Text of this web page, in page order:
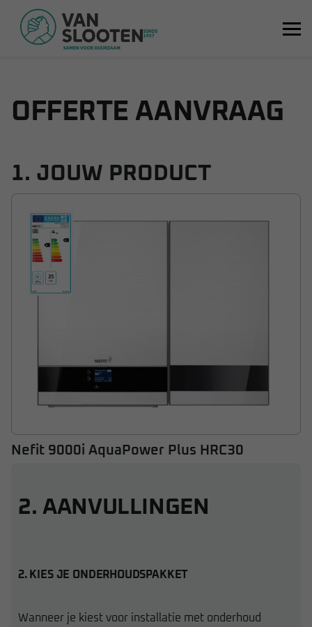
Ga terug
OFFERTE AANVRAAG
1. JOUW PRODUCT
Nefit 9000i AquaPower Plus HRC30
2. AANVULLINGEN
2. KIES JE ONDERHOUDSPAKKET
Wanneer je kiest voor installatie met onderhoud